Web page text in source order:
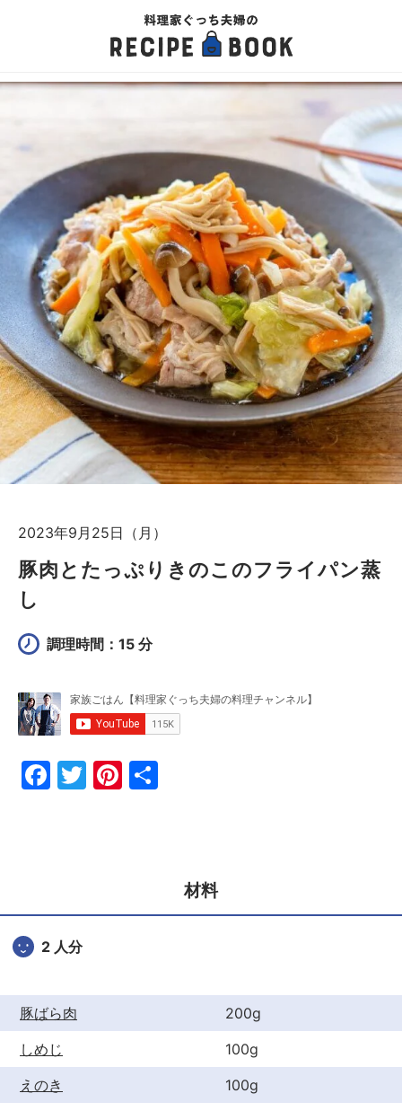
2023年9月25日（月）
豚肉とたっぷりきのこのフライパン蒸
し
調理時間：15 分
F
o
o
T
Pi
材料
2 人分
豚ばら肉
200g
しめじ
100g
えのき
100g